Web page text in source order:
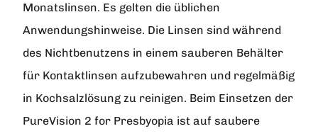
Monatslinsen. Es gelten die üblichen
Anwendungshinweise. Die Linsen sind während
des Nichtbenutzens in einem sauberen Behälter
für Kontaktlinsen aufzubewahren und regelmäßig
in Kochsalzlösung zu reinigen. Beim Einsetzen der
PureVision 2 for Presbyopia ist auf saubere